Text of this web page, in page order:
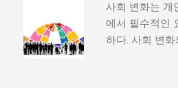
속에서 고통받
적 세력화를 야
상승하며, 사회
를 모든 사람
사회 변화는 개
에서 필수적인
하다. 사회 변
변동, 기술의